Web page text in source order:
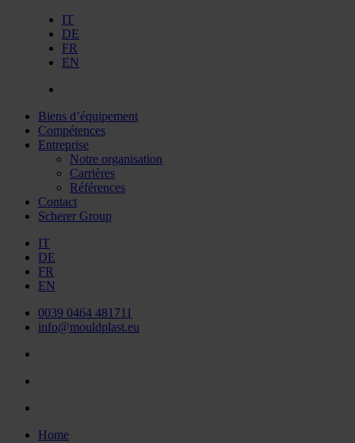
IT
DE
FR
EN
Biens d’équipement
Compétences
Entreprise
Notre organisation
Carrières
Références
Contact
Scherer Group
IT
DE
FR
EN
0039 0464 481711
info@mouldplast.eu
Home